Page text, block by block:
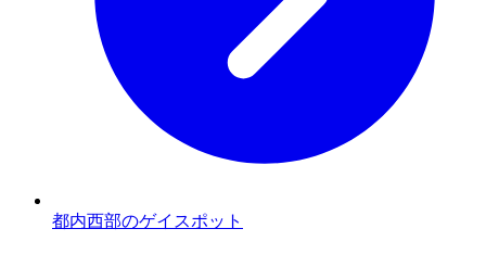
都内西部のゲイスポット